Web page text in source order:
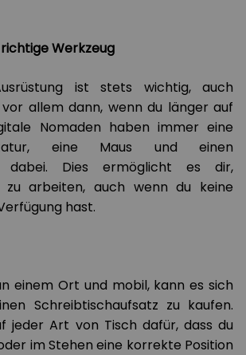
Werkzeug
ist stets wichtig, auch
allem dann, wenn du länger auf
Nomaden haben immer eine
eine Maus und einen
dabei. Dies ermöglicht es dir,
zu arbeiten, auch wenn du keine
hast.
einem Ort und mobil, kann es sich
Schreibtischaufsatz zu kaufen.
jeder Art von Tisch dafür, dass du
im Stehen eine korrekte Position